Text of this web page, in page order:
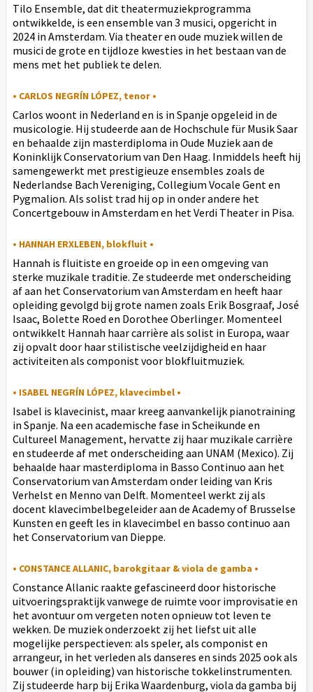
Tilo Ensemble, dat dit theatermuziekprogramma
ontwikkelde, is een ensemble van 3 musici, opgericht in
2024 in Amsterdam. Via theater en oude muziek willen de
musici de grote en tijdloze kwesties in het bestaan van de
mens met het publiek te delen.
• CARLOS NEGRÍN LÓPEZ, tenor •
Carlos woont in Nederland en is in Spanje opgeleid in de
musicologie. Hij studeerde aan de Hochschule für Musik Saar
en behaalde zijn masterdiploma in Oude Muziek aan de
Koninklijk Conservatorium van Den Haag. Inmiddels heeft hij
samengewerkt met prestigieuze ensembles zoals de
Nederlandse Bach Vereniging, Collegium Vocale Gent en
Pygmalion. Als solist trad hij op in onder andere het
Concertgebouw in Amsterdam en het Verdi Theater in Pisa.
• HANNAH ERXLEBEN, blokfluit •
Hannah is fluitiste en groeide op in een omgeving van
sterke muzikale traditie. Ze studeerde met onderscheiding
af aan het Conservatorium van Amsterdam en heeft haar
opleiding gevolgd bij grote namen zoals Erik Bosgraaf, José
Isaac, Bolette Roed en Dorothee Oberlinger. Momenteel
ontwikkelt Hannah haar carrière als solist in Europa, waar
zij opvalt door haar stilistische veelzijdigheid en haar
activiteiten als componist voor blokfluitmuziek.
• ISABEL NEGRÍN LÓPEZ, klavecimbel •
Isabel is klavecinist, maar kreeg aanvankelijk pianotraining
in Spanje. Na een academische fase in Scheikunde en
Cultureel Management, hervatte zij haar muzikale carrière
en studeerde af met onderscheiding aan UNAM (Mexico). Zij
behaalde haar masterdiploma in Basso Continuo aan het
Conservatorium van Amsterdam onder leiding van Kris
Verhelst en Menno van Delft. Momenteel werkt zij als
docent klavecimbelbegeleider aan de Academy of Brusselse
Kunsten en geeft les in klavecimbel en basso continuo aan
het Conservatorium van Dieppe.
• CONSTANCE ALLANIC, barokgitaar & viola de gamba •
Constance Allanic raakte gefascineerd door historische
uitvoeringspraktijk vanwege de ruimte voor improvisatie en
het avontuur om vergeten noten opnieuw tot leven te
wekken. De muziek onderzoekt zij het liefst uit alle
mogelijke perspectieven: als speler, als componist en
arrangeur, in het verleden als danseres en sinds 2025 ook als
bouwer (in opleiding) van historische tokkelinstrumenten.
Zij studeerde harp bij Erika Waardenburg, viola da gamba bij